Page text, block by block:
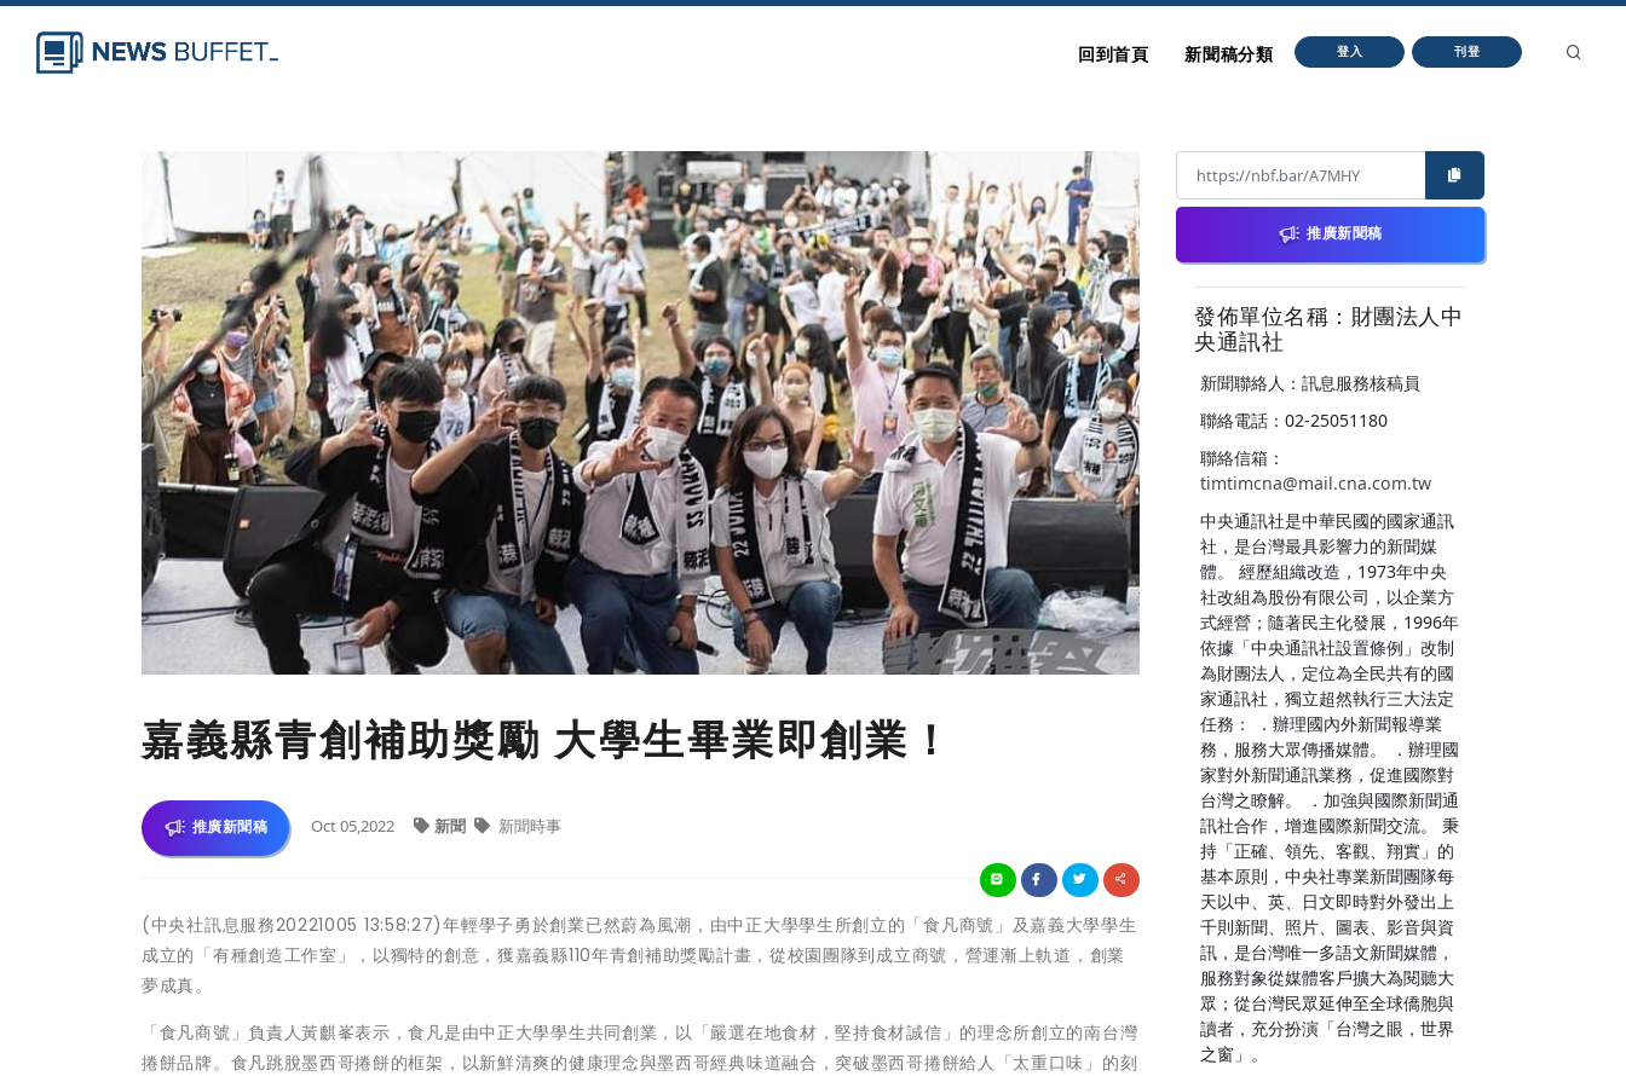
回到首頁 新聞稿分類 登入 刊登
嘉義縣青創補助獎勵 大學生畢業即創業！
推廣新聞稿 Oct 05,2022 新聞 新聞時事
(中央社訊息服務20221005 13:58:27)年輕學子勇於創業已然蔚為風潮，由中正大學學生所創立的「食凡商號」及嘉義大學學生
成立的「有種創造工作室」，以獨特的創意，獲嘉義縣110年青創補助獎勵計畫，從校園團隊到成立商號，營運漸上軌道，創業
夢成真。
「食凡商號」負責人黃麒峯表示，食凡是由中正大學學生共同創業，以「嚴選在地食材，堅持食材誠信」的理念所創立的南台灣
捲餅品牌。食凡跳脫墨西哥捲餅的框架，以新鮮清爽的健康理念與墨西哥經典味道融合，突破墨西哥捲餅給人「太重口味」的刻
推廣新聞稿
發佈單位名稱：財團法人中
央通訊社
新聞聯絡人：訊息服務核稿員
聯絡電話：02-25051180
聯絡信箱：
timtimcna@mail.cna.com.tw
中央通訊社是中華民國的國家通訊
社，是台灣最具影響力的新聞媒
體。 經歷組織改造，1973年中央
社改組為股份有限公司，以企業方
式經營；隨著民主化發展，1996年
依據「中央通訊社設置條例」改制
為財團法人，定位為全民共有的國
家通訊社，獨立超然執行三大法定
任務： ．辦理國內外新聞報導業
務，服務大眾傳播媒體。 ．辦理國
家對外新聞通訊業務，促進國際對
台灣之瞭解。 ．加強與國際新聞通
訊社合作，增進國際新聞交流。 秉
持「正確、領先、客觀、翔實」的
基本原則，中央社專業新聞團隊每
天以中、英、日文即時對外發出上
千則新聞、照片、圖表、影音與資
訊，是台灣唯一多語文新聞媒體，
服務對象從媒體客戶擴大為閱聽大
眾；從台灣民眾延伸至全球僑胞與
讀者，充分扮演「台灣之眼，世界
之窗」。